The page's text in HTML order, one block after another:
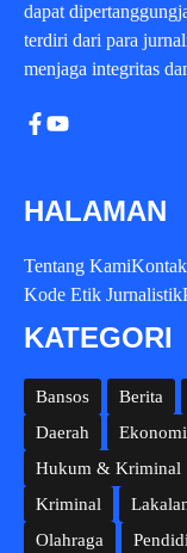
dapat
terdiri dari para
menjaga integritas
HALAMAN
Tentang Kami
Kode Etik Jurnalistik
KATEGORI
Bansos Berita
Daerah
Ekonomi
Hukum & Kriminal
Kriminal
Olahraga